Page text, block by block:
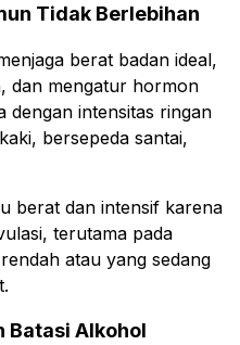
Tidak Berlebihan
berat badan ideal,
dan mengatur hormon
dengan intensitas ringan
bersepeda santai,
berat dan intensif karena
terutama pada
atau yang sedang
Batasi Alkohol